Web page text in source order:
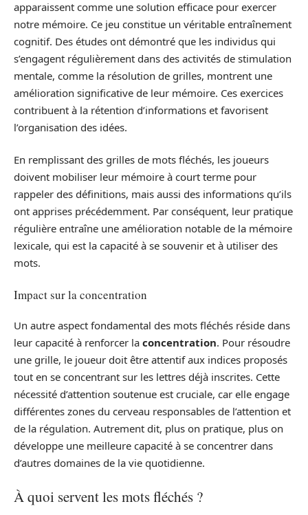
apparaissent comme une solution efficace pour exercer
notre mémoire. Ce jeu constitue un véritable entraînement
cognitif. Des études ont démontré que les individus qui
s’engagent régulièrement dans des activités de stimulation
mentale, comme la résolution de grilles, montrent une
amélioration significative de leur mémoire. Ces exercices
contribuent à la rétention d’informations et favorisent
l’organisation des idées.
En remplissant des grilles de mots fléchés, les joueurs
doivent mobiliser leur mémoire à court terme pour
rappeler des définitions, mais aussi des informations qu’ils
ont apprises précédemment. Par conséquent, leur pratique
régulière entraîne une amélioration notable de la mémoire
lexicale, qui est la capacité à se souvenir et à utiliser des
mots.
Impact sur la concentration
Un autre aspect fondamental des mots fléchés réside dans
leur capacité à renforcer la concentration. Pour résoudre
une grille, le joueur doit être attentif aux indices proposés
tout en se concentrant sur les lettres déjà inscrites. Cette
nécessité d’attention soutenue est cruciale, car elle engage
différentes zones du cerveau responsables de l’attention et
de la régulation. Autrement dit, plus on pratique, plus on
développe une meilleure capacité à se concentrer dans
d’autres domaines de la vie quotidienne.
À quoi servent les mots fléchés ?